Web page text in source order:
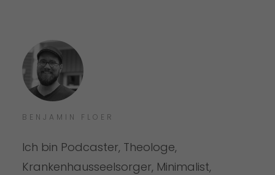
BENJAMIN FLOER
Ich bin Podcaster, Theologe,
Krankenhausseelsorger, Minimalist,